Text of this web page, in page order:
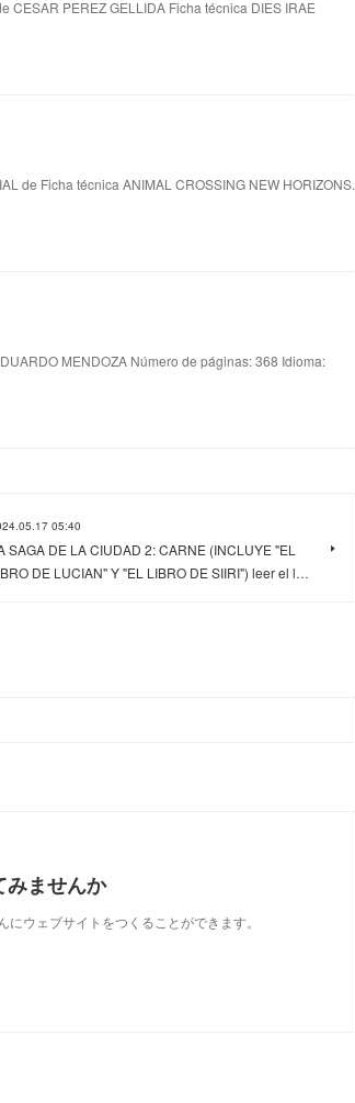
CESAR PEREZ GELLIDA Ficha técnica DIES IRAE
de Ficha técnica ANIMAL CROSSING NEW HORIZONS.
MENDOZA Número de páginas: 368 Idioma:
05:40
SAGA DE LA CIUDAD 2: CARNE (INCLUYE "EL
DE LUCIAN" Y "EL LIBRO DE SIIRI") leer el l…
みませんか
ウェブサイトをつくることができます。